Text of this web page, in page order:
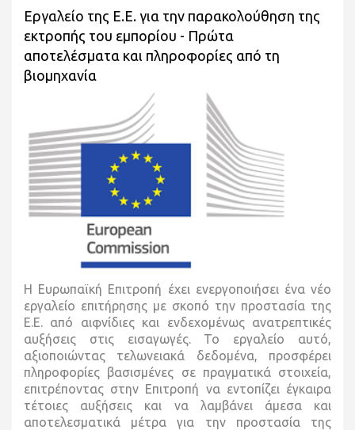
Εργαλείο της Ε.Ε. για την παρακολούθηση της
εκτροπής του εμπορίου - Πρώτα
αποτελέσματα και πληροφορίες από τη
βιομηχανία
Η Ευρωπαϊκή Επιτροπή έχει ενεργοποιήσει ένα νέο
εργαλείο επιτήρησης με σκοπό την προστασία της
Ε.Ε. από αιφνίδιες και ενδεχομένως ανατρεπτικές
αυξήσεις στις εισαγωγές. Το εργαλείο αυτό,
αξιοποιώντας τελωνειακά δεδομένα, προσφέρει
πληροφορίες βασισμένες σε πραγματικά στοιχεία,
επιτρέποντας στην Επιτροπή να εντοπίζει έγκαιρα
τέτοιες αυξήσεις και να λαμβάνει άμεσα και
αποτελεσματικά μέτρα για την προστασία της